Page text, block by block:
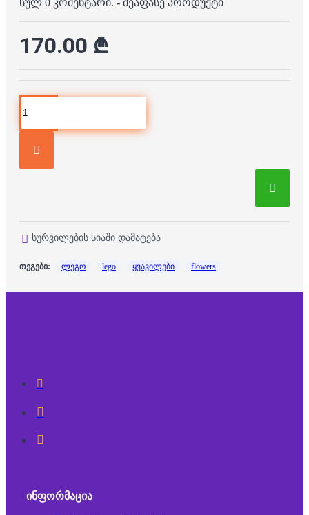
170.00 ₾
სურვილების სიაში დამატება
თეგები: ლეგო lego ყვავილები flowers
ᲘᲜᲤᲝᲠᲛᲐᲪᲘᲐ